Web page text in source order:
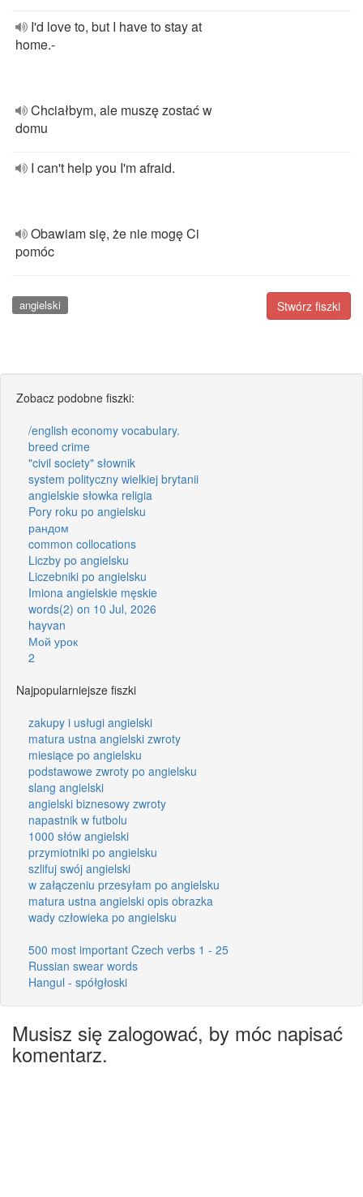
I'd love to, but I have to stay at
home.-
Chciałbym, ale muszę zostać w
domu
I can't help you I'm afraid.
Obawiam się, że nie mogę Ci
pomóc
Stwórz fiszki
angielski
Zobacz podobne fiszki:
/english economy vocabulary.
breed crime
"civil society" słownik
system polityczny wielkiej brytanii
angielskie słowka religia
Pory roku po angielsku
рандом
common collocations
Liczby po angielsku
Liczebniki po angielsku
Imiona angielskie męskie
words(2) on 10 Jul, 2026
hayvan
Мой урок
2
Najpopularniejsze fiszki
zakupy i usługi angielski
matura ustna angielski zwroty
miesiące po angielsku
podstawowe zwroty po angielsku
slang angielski
angielski biznesowy zwroty
napastnik w futbolu
1000 słów angielski
przymiotniki po angielsku
szlifuj swój angielski
w załączeniu przesyłam po angielsku
matura ustna angielski opis obrazka
wady człowieka po angielsku
500 most important Czech verbs 1 - 25
Russian swear words
Hangul - spółgłoski
Musisz się zalogować, by móc napisać
komentarz.